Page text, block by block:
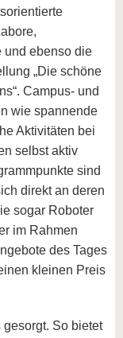
und ebenso die
„Die schöne
Campus- und
wie spannende
Aktivitäten bei
selbst aktiv
sind
direkt an deren
sogar Roboter
im Rahmen
des Tages
kleinen Preis
So bietet